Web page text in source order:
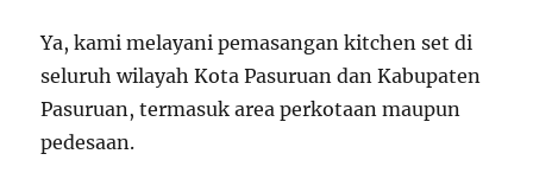
Ya, kami melayani pemasangan kitchen set di
seluruh wilayah Kota Pasuruan dan Kabupaten
Pasuruan, termasuk area perkotaan maupun
pedesaan.